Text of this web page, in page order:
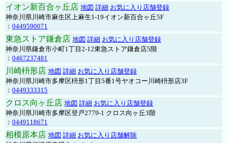
イオン新百合ヶ丘店 地図 詳細 お気に入り店舗登録
神奈川県川崎市麻生区上麻生1-19イオン新百合ヶ丘5F
： 0449590071
東急ストア鎌倉店 地図 詳細 お気に入り店舗登録
神奈川県鎌倉市小町1丁目2-12東急ストア鎌倉店5階
： 0467237481
川崎枡形店 地図 詳細 お気に入り店舗登録
神奈川県川崎市多摩区枡形1丁目5番1号ヤオコー川崎枡形店3F
： 0449333315
クロス向ヶ丘店 地図 詳細 お気に入り店舗登録
神奈川県川崎市多摩区登戸2779-1 クロス向ヶ丘3階
： 0449118671
相模原本店 地図 詳細 お気に入り店舗解除